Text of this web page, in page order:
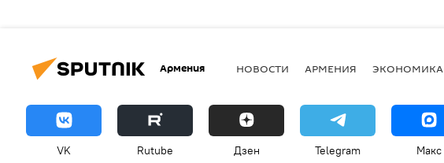
Армения НОВОСТИ АРМЕНИЯ ЭКОНОМИКА
VK Rutube Дзен Telegram Макс